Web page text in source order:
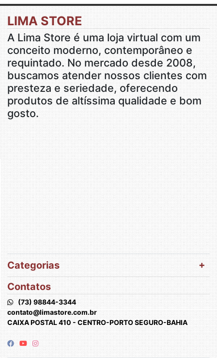
LIMA STORE
A Lima Store é uma loja virtual com um
conceito moderno, contemporâneo e
requintado. No mercado desde 2008,
buscamos atender nossos clientes com
presteza e seriedade, oferecendo
produtos de altíssima qualidade e bom
gosto.
Categorias
Contatos
(73) 98844-3344
contato@limastore.com.br
CAIXA POSTAL 410 - CENTRO-PORTO SEGURO-BAHIA